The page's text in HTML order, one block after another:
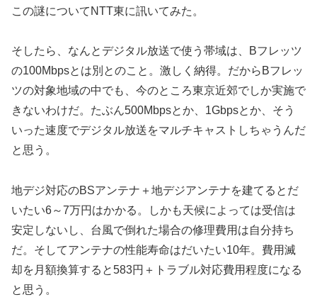
この謎についてNTT東に訊いてみた。
そしたら、なんとデジタル放送で使う帯域は、Bフレッツ
の100Mbpsとは別とのこと。激しく納得。だからBフレッ
ツの対象地域の中でも、今のところ東京近郊でしか実施で
きないわけだ。たぶん500Mbpsとか、1Gbpsとか、そう
いった速度でデジタル放送をマルチキャストしちゃうんだ
と思う。
地デジ対応のBSアンテナ＋地デジアンテナを建てるとだ
いたい6～7万円はかかる。しかも天候によっては受信は
安定しないし、台風で倒れた場合の修理費用は自分持ち
だ。そしてアンテナの性能寿命はだいたい10年。費用滅
却を月額換算すると583円＋トラブル対応費用程度になる
と思う。